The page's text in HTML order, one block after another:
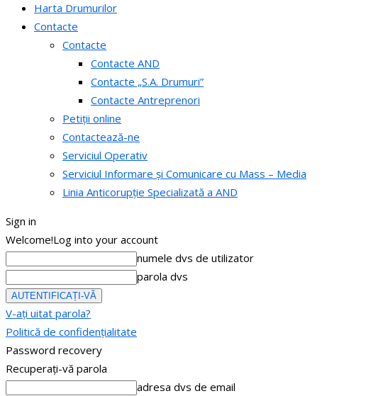
Harta Drumurilor
Contacte
Contacte
Contacte AND
Contacte „S.A. Drumuri”
Contacte Antreprenori
Petiții online
Contactează-ne
Serviciul Operativ
Serviciul Informare și Comunicare cu Mass – Media
Linia Anticorupție Specializată a AND
Sign in
Welcome!Log into your account
numele dvs de utilizator
parola dvs
V-ați uitat parola?
Politică de confidențialitate
Password recovery
Recuperați-vă parola
adresa dvs de email